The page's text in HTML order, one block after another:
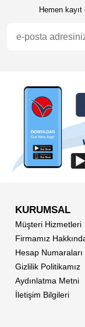
Hemen
KURUMSAL
Müşteri Hizmetleri
Firmamız
Hesap Numaraları
Gizlilik Politikamız
Aydınlatma Metni
İletişim Bilgileri